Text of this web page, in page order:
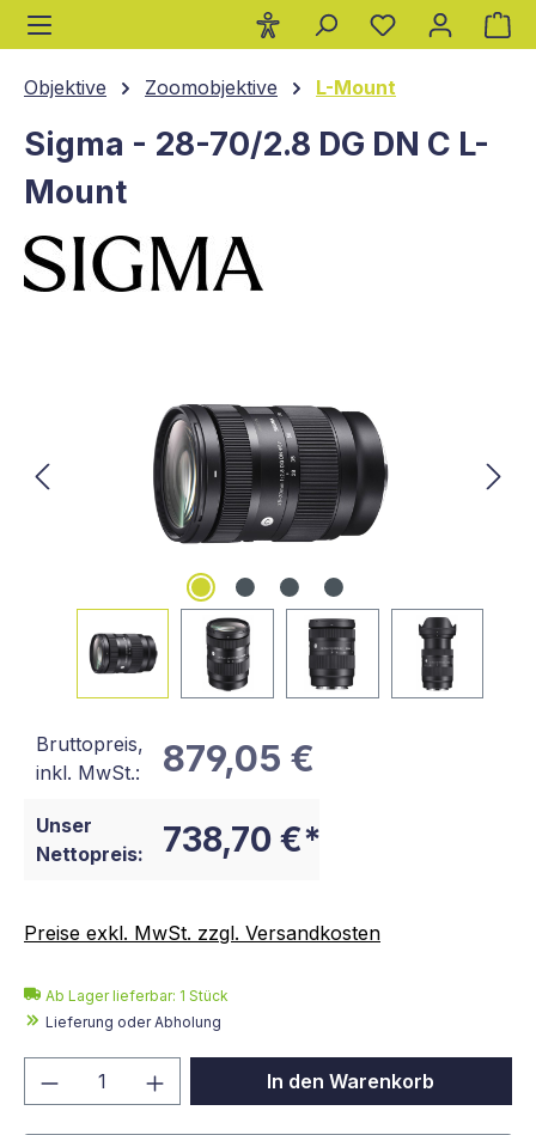
springen
Objektive Zoomobjektive L-Mount
Sigma - 28-70/2.8 DG DN C L-
Mount
Bruttopreis,
inkl. MwSt.:
879,05 €
Unser
Nettopreis:
738,70 €*
Preise exkl. MwSt. zzgl. Versandkosten
Ab Lager lieferbar: 1 Stück
Lieferung oder Abholung
Produkt Anzahl: Gib denIn den Warenkorb